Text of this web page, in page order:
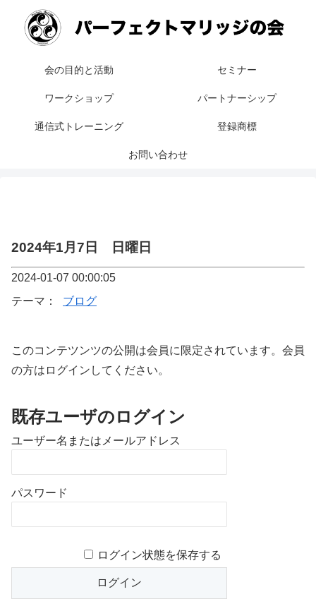
会の目的と活動 セミナー
ワークショップ パートナーシップ
通信式トレーニング 登録商標
お問い合わせ
2024年1月7日 日曜日
2024-01-07 00:00:05
テーマ：
ブログ
このコンテツンツの公開は会員に限定されています。会員
の方はログインしてください。
既存ユーザのログイン
ユーザー名またはメールアドレス
パスワード
ログイン状態を保存する